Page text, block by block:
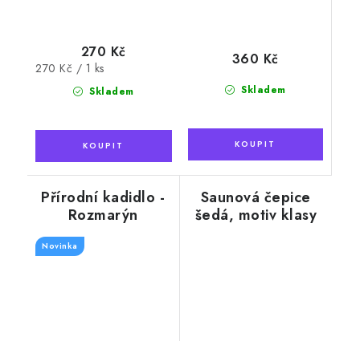
Skladem
270 Kč
Měrná
270 Kč / 1 ks
Skladem
360 Kč
Přírodní kadidlo -
Rozmarýn
Novinka
Saunová čepice
šedá, motiv klasy